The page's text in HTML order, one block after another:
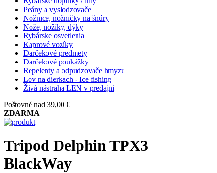
Peány a vyslodzovače
Nožnice, nožničky na šnúry
Nože, nožíky, dýky
Rybárske osvetlenia
Kaprové vozíky
Darčekové predmety
Darčekové poukážky
Repelenty a odpudzovače hmyzu
Lov na dierkach - Ice fishing
Živá nástraha LEN v predajni
Poštovné nad 39,00 €
ZDARMA
Tripod Delphin TPX3
BlackWay